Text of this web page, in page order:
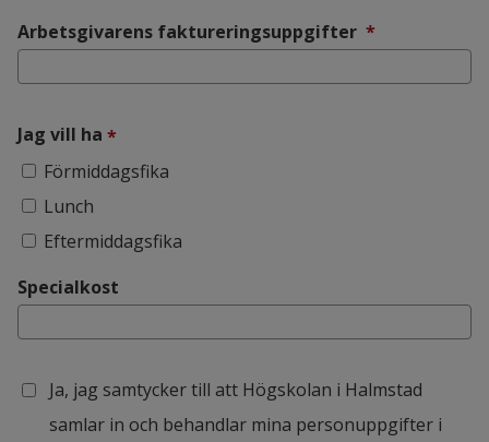
Arbetsgivarens faktureringsuppgifter *
Jag vill ha *
Jag vill ha
Förmiddagsfika
Lunch
Eftermiddagsfika
Specialkost
Ja, jag samtycker till att Högskolan i Halmstad
samlar in och behandlar mina personuppgifter i